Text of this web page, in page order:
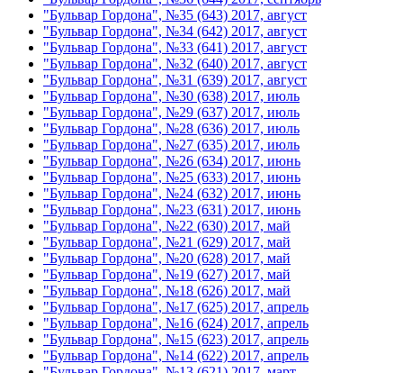
"Бульвар Гордона", №35 (643) 2017, август
"Бульвар Гордона", №34 (642) 2017, август
"Бульвар Гордона", №33 (641) 2017, август
"Бульвар Гордона", №32 (640) 2017, август
"Бульвар Гордона", №31 (639) 2017, август
"Бульвар Гордона", №30 (638) 2017, июль
"Бульвар Гордона", №29 (637) 2017, июль
"Бульвар Гордона", №28 (636) 2017, июль
"Бульвар Гордона", №27 (635) 2017, июль
"Бульвар Гордона", №26 (634) 2017, июнь
"Бульвар Гордона", №25 (633) 2017, июнь
"Бульвар Гордона", №24 (632) 2017, июнь
"Бульвар Гордона", №23 (631) 2017, июнь
"Бульвар Гордона", №22 (630) 2017, май
"Бульвар Гордона", №21 (629) 2017, май
"Бульвар Гордона", №20 (628) 2017, май
"Бульвар Гордона", №19 (627) 2017, май
"Бульвар Гордона", №18 (626) 2017, май
"Бульвар Гордона", №17 (625) 2017, апрель
"Бульвар Гордона", №16 (624) 2017, апрель
"Бульвар Гордона", №15 (623) 2017, апрель
"Бульвар Гордона", №14 (622) 2017, апрель